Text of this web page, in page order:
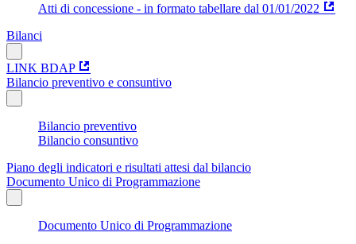
Atti di concessione - in formato tabellare dal 01/01/2022
Bilanci
LINK BDAP
Bilancio preventivo e consuntivo
Bilancio preventivo
Bilancio consuntivo
Piano degli indicatori e risultati attesi dal bilancio
Documento Unico di Programmazione
Documento Unico di Programmazione